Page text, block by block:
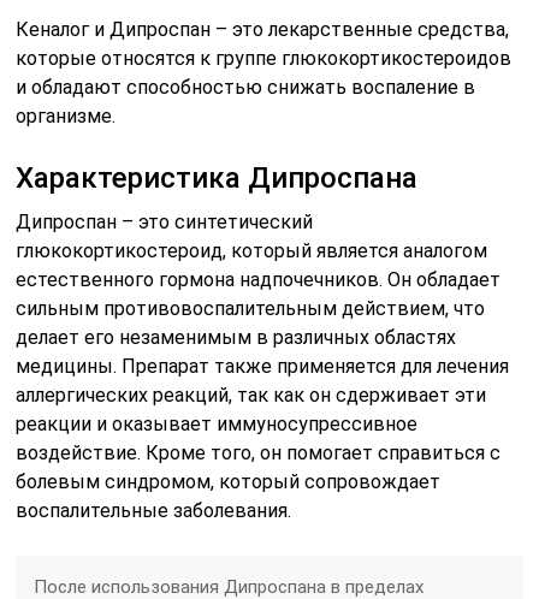
Кеналог и Дипроспан – это лекарственные средства,
которые относятся к группе глюкокортикостероидов
и обладают способностью снижать воспаление в
организме.
Характеристика Дипроспана
Дипроспан – это синтетический
глюкокортикостероид, который является аналогом
естественного гормона надпочечников. Он обладает
сильным противовоспалительным действием, что
делает его незаменимым в различных областях
медицины. Препарат также применяется для лечения
аллергических реакций, так как он сдерживает эти
реакции и оказывает иммуносупрессивное
воздействие. Кроме того, он помогает справиться с
болевым синдромом, который сопровождает
воспалительные заболевания.
После использования Дипроспана в пределах